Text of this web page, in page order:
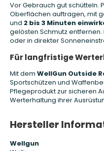
Vor Gebrauch gut schütteln.
Oberflächen auftragen, mit
und 2 bis 3 Minuten
gelösten Schmutz
oder in direkter
Für langfristige
Mit dem WellGun Outside
Sportschützen und
Pflegeprodukt zur sicheren
Werterhaltung ihrer
Hersteller
Wellgun